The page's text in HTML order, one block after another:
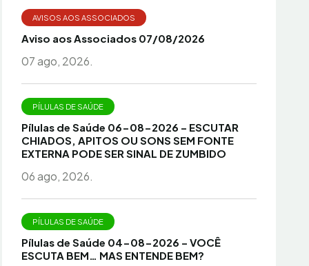
AVISOS AOS ASSOCIADOS
Aviso aos Associados 07/08/2026
07 ago, 2026.
PÍLULAS DE SAÚDE
Pílulas de Saúde 06-08-2026 – ESCUTAR
CHIADOS, APITOS OU SONS SEM FONTE
EXTERNA PODE SER SINAL DE ZUMBIDO
06 ago, 2026.
PÍLULAS DE SAÚDE
Pílulas de Saúde 04-08-2026 – VOCÊ
ESCUTA BEM… MAS ENTENDE BEM?